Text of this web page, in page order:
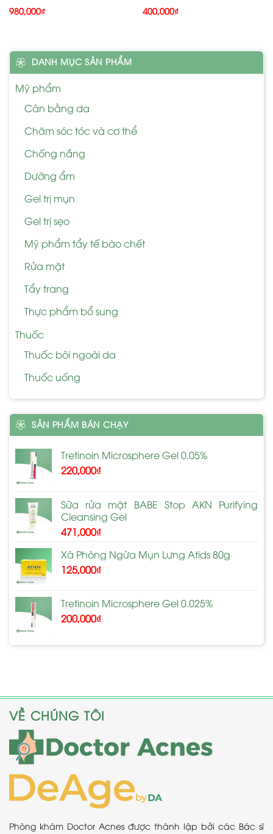
980,000₫ 400,000₫
DANH MỤC SẢN PHẨM
Mỹ phẩm
Cân bằng da
Chăm sóc tóc và cơ thể
Chống nắng
Dưỡng ẩm
Gel trị mụn
Gel trị sẹo
Mỹ phẩm tẩy tế bào chết
Rửa mặt
Tẩy trang
Thực phẩm bổ sung
Thuốc
Thuốc bôi ngoài da
Thuốc uống
SẢN PHẨM BÁN CHẠY
Tretinoin Microsphere Gel 0.05%
220,000₫
Sữa rửa mặt BABE Stop AKN Purifying
Cleansing Gel
471,000₫
Xà Phòng Ngừa Mụn Lưng Atids 80g
125,000₫
Tretinoin Microsphere Gel 0.025%
200,000₫
VỀ CHÚNG TÔI
Phòng khám Doctor Acnes được thành lập bởi các Bác sĩ